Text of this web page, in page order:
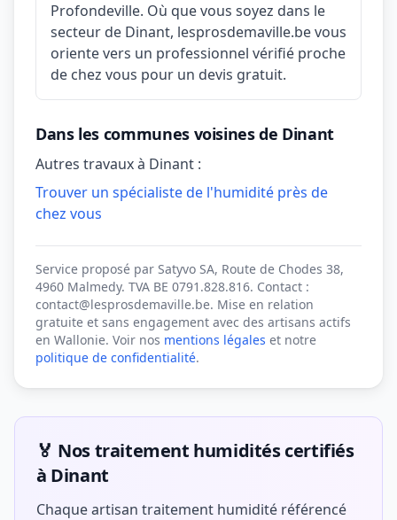
Profondeville. Où que vous soyez dans le
secteur de Dinant, lesprosdemaville.be vous
oriente vers un professionnel vérifié proche
de chez vous pour un devis gratuit.
Dans les communes voisines de Dinant
Autres travaux à Dinant :
Trouver un spécialiste de l'humidité près de
chez vous
Service proposé par Satyvo SA, Route de Chodes 38,
4960 Malmedy. TVA BE 0791.828.816. Contact :
contact@lesprosdemaville.be. Mise en relation
gratuite et sans engagement avec des artisans actifs
en Wallonie. Voir nos mentions légales et notre
politique de confidentialité.
🏅 Nos traitement humidités certifiés
à Dinant
Chaque artisan traitement humidité référencé